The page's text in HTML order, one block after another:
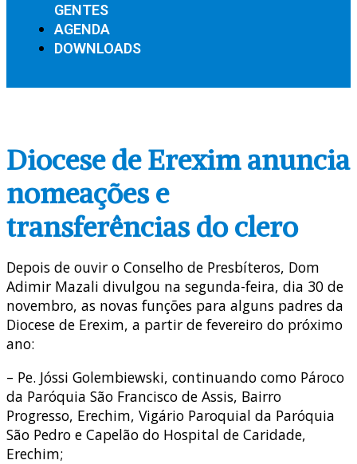
GENTES
AGENDA
DOWNLOADS
Diocese de Erexim anuncia
nomeações e
transferências do clero
Depois de ouvir o Conselho de Presbíteros, Dom
Adimir Mazali divulgou na segunda-feira, dia 30 de
novembro, as novas funções para alguns padres da
Diocese de Erexim, a partir de fevereiro do próximo
ano:
– Pe. Jóssi Golembiewski, continuando como Pároco
da Paróquia São Francisco de Assis, Bairro
Progresso, Erechim, Vigário Paroquial da Paróquia
São Pedro e Capelão do Hospital de Caridade,
Erechim;